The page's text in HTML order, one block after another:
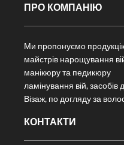
ПРО КОМПАНІЮ
Ми пропонуємо
майстрів нарощування
манікюру та педикюру
ламінування вій, засобів
Візаж, по догляду за
КОНТАКТИ